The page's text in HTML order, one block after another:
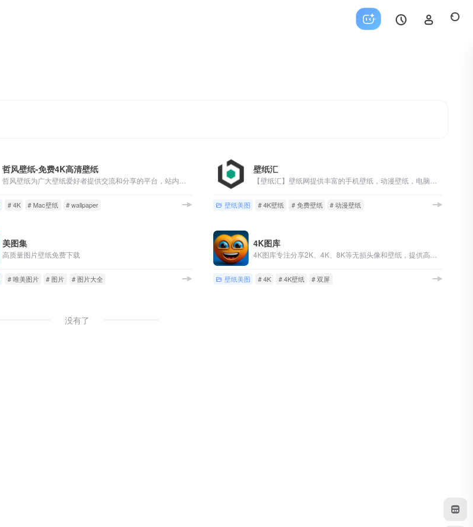
哲风壁纸-免费4K高清壁纸
# 4K # Mac壁纸 # wallpaper
壁纸汇
壁纸美图 # 4K壁纸 # 免费壁纸 # 动漫壁纸
美图集
高质量图片壁纸免费下载
# 唯美图片 # 图片 # 图片大全
4K图库
壁纸美图 # 4K # 4K壁纸 # 双屏
没有了